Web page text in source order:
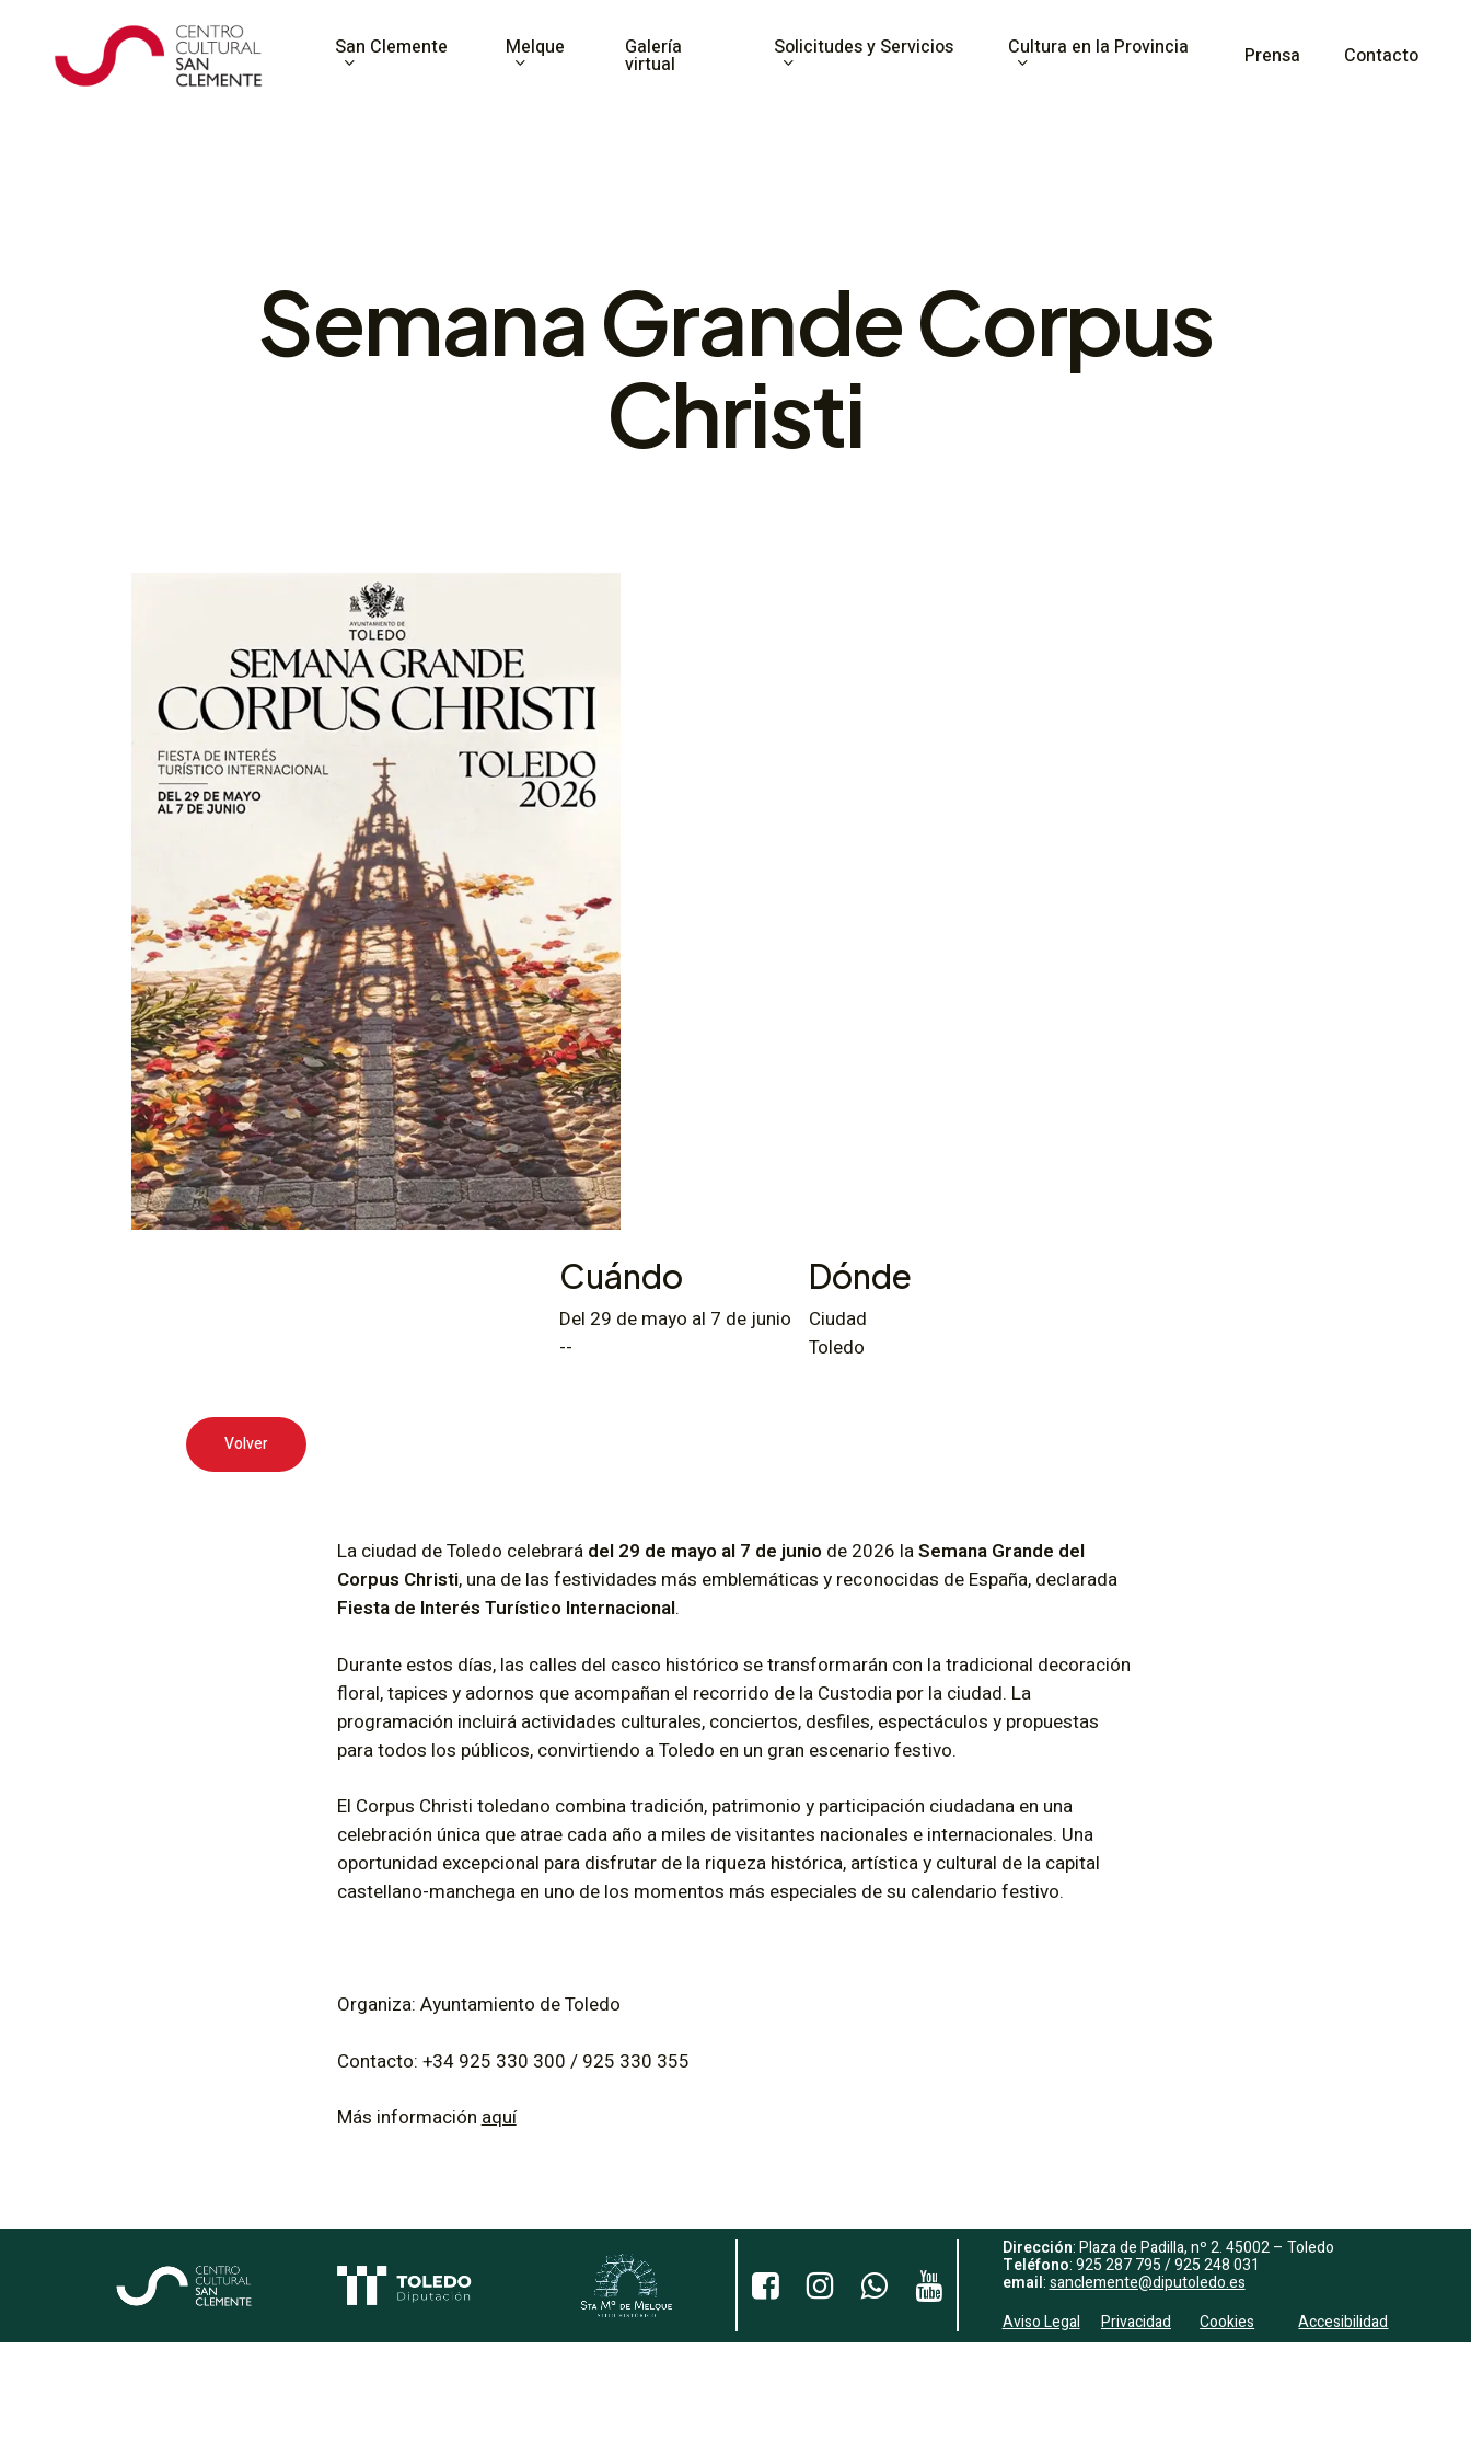
San Clemente Melque Galería
virtual
Solicitudes y Servicios Cultura en la Provincia Prensa Contacto
Semana Grande Corpus
Christi
Cuándo
Del 29 de mayo al 7 de junio
--
Dónde
Ciudad
Toledo
Volver
La ciudad de Toledo celebrará del 29 de mayo al 7 de juniode 2026 laSemana Grande del
Corpus Christi, una de las festividades más emblemáticas y reconocidas de España, declarada
Fiesta de Interés Turístico Internacional.
Durante estos días, las calles del casco histórico se transformarán con la tradicional decoración
floral, tapices y adornos que acompañan el recorrido de la Custodia por la ciudad. La
programación incluirá actividades culturales, conciertos, desfiles, espectáculos y propuestas
para todos los públicos, convirtiendo a Toledo en un gran escenario festivo.
El Corpus Christi toledano combina tradición, patrimonio y participación ciudadana en una
celebración única que atrae cada año a miles de visitantes nacionales e internacionales. Una
oportunidad excepcional para disfrutar de la riqueza histórica, artística y cultural de la capital
castellano-manchega en uno de los momentos más especiales de su calendario festivo.
Organiza: Ayuntamiento de Toledo
Contacto: +34 925 330 300 / 925 330 355
Más informaciónaquí
Dirección: Plaza de Padilla, nº 2. 45002 – Toledo
Teléfono: 925 287 795 / 925 248 031
email:sanclemente@diputoledo.es
Aviso Legal
Privacidad Cookies Accesibilidad